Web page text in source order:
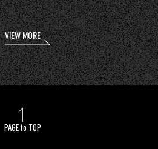
VIEW MORE
PAGE to TOP